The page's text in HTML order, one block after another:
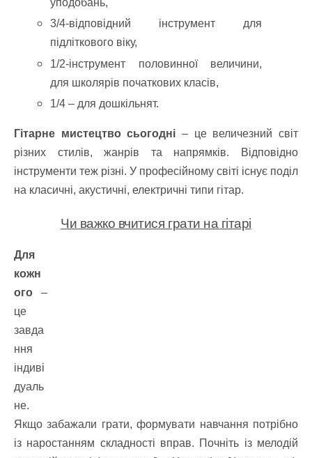
3/4-відповідний інструмент для
підліткового віку,
1/2-інструмент половинної величини,
для школярів початкових класів,
1/4 – для дошкільнят.
Гітарне мистецтво сьогодні – це величезний світ
різних стилів, жанрів та напрямків. Відповідно
інструменти теж різні. У професійному світі існує поділ
на класичні, акустичні, електричні типи гітар.
Чи важко вчитися грати на гітарі
Для
кожн
ого –
це
завда
ння
індиві
дуаль
не.
Якщо забажали грати, формувати навчання потрібно
із наростанням складності вправ. Почніть із мелодій